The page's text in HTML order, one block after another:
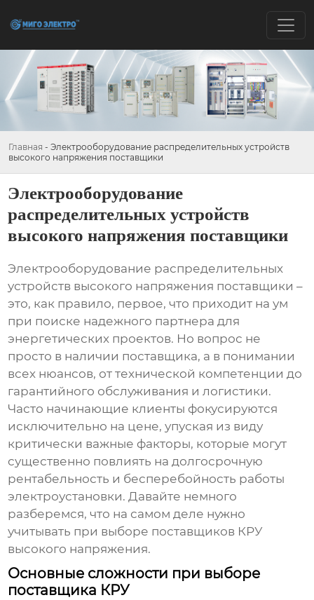
Главная - Электрооборудование распределительных устройств
высокого напряжения поставщики
Электрооборудование
распределительных устройств
высокого напряжения поставщики
Электрооборудование распределительных
устройств высокого напряжения поставщики –
это, как правило, первое, что приходит на ум
при поиске надежного партнера для
энергетических проектов. Но вопрос не
просто в наличии поставщика, а в понимании
всех нюансов, от технической компетенции до
гарантийного обслуживания и логистики.
Часто начинающие клиенты фокусируются
исключительно на цене, упуская из виду
критически важные факторы, которые могут
существенно повлиять на долгосрочную
рентабельность и бесперебойность работы
электроустановки. Давайте немного
разберемся, что на самом деле нужно
учитывать при выборе поставщиков КРУ
высокого напряжения.
Основные сложности при выборе
поставщика КРУ